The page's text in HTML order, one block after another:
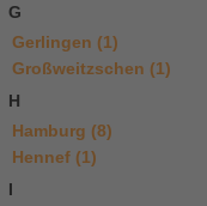
G
Gerlingen (1)
Großweitzschen (1)
H
Hamburg (8)
Hennef (1)
I